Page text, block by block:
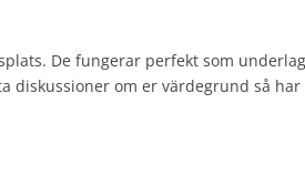
De fungerar perfekt som
diskussioner om er värdegrund så